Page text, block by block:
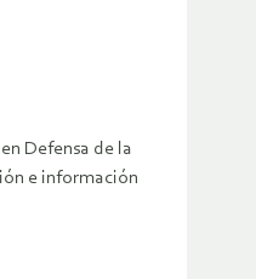
Defensa de la
e información